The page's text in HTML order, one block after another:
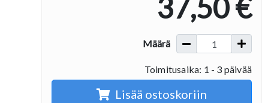
37,50 €
Määrä
Toimitusaika: 1 - 3 päivää
Lisää ostoskoriin